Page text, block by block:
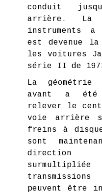
conduit
arrière. La
instruments
est devenue
les voitures
série II de
La géométrie
avant a été
relever le
voie arrière
freins à
sont
direction
peuvent être